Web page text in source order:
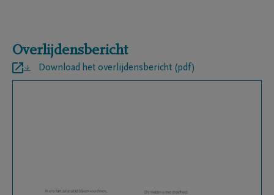
Overlijdensbericht
Download het overlijdensbericht (pdf)